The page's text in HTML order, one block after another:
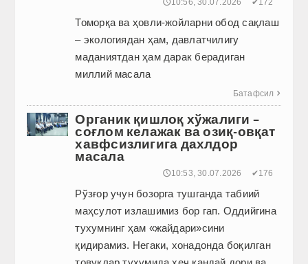
🕔10:56, 30.07.2026 ✔172
Томорқа ва ҳовли-жойларни обод сақлаш
– экологиядан ҳам, давлатчилигу
маданиятдан ҳам дарак берадиган
миллий масала
Батафсил 
Органик қишлоқ хўжалиги –
соғлом келажак ва озиқ-овқат
хавфсизлигига дахлдор
масала
🕔10:53, 30.07.2026 ✔176
Рўзғор учун бозорга тушганда табиий
маҳсулот излашимиз бор гап. Оддийгина
тухумнинг ҳам «жайдари»сини
қидирамиз. Негаки, хонадонда боқилган